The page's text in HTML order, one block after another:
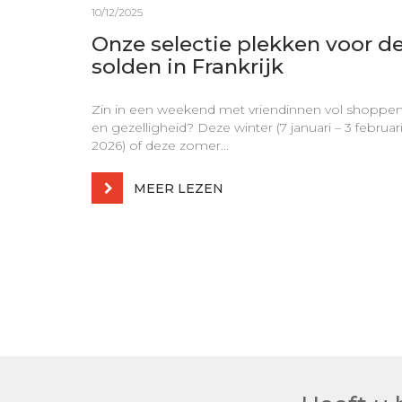
10/12/2025
Onze selectie plekken voor
solden in Frankrijk
Zin in een weekend met vriendinnen vol shoppen
en gezelligheid? Deze winter (7 januari – 3 februari
2026) of deze zomer...
MEER LEZEN